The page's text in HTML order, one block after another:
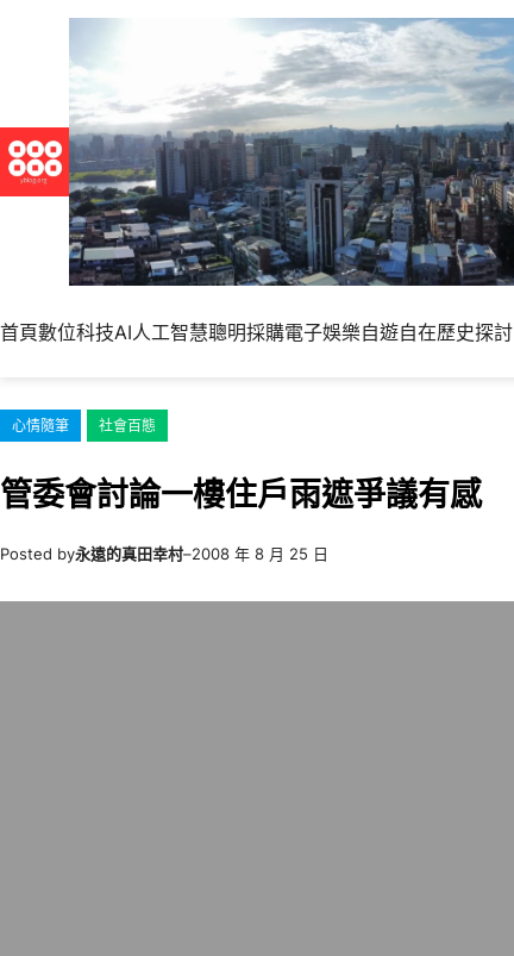
內
容
首頁數位科技AI人工智慧聰明採購電子娛樂自遊自在歷史探討
心情隨筆 社會百態
管委會討論一樓住戶雨遮爭議有感
Posted by永遠的真田幸村–2008 年 8 月 25 日